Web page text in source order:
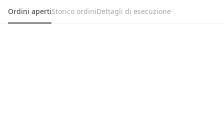
Ordini apertiStorico ordiniDettagli di esecuzione